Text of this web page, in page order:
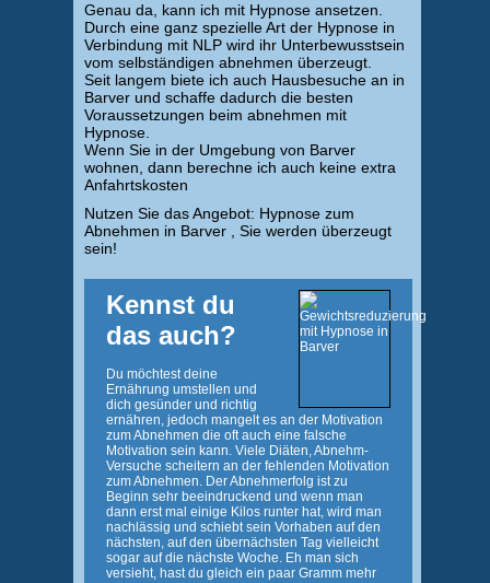
Genau da, kann ich mit Hypnose ansetzen.
Durch eine ganz spezielle Art der Hypnose in
Verbindung mit NLP wird ihr Unterbewusstsein
vom selbständigen abnehmen überzeugt.
Seit langem biete ich auch Hausbesuche an in
Barver und schaffe dadurch die besten
Voraussetzungen beim abnehmen mit
Hypnose.
Wenn Sie in der Umgebung von Barver
wohnen, dann berechne ich auch keine extra
Anfahrtskosten
Nutzen Sie das Angebot: Hypnose zum
Abnehmen in Barver , Sie werden überzeugt
sein!
Kennst du
das auch?
Du möchtest deine
Ernährung umstellen und
dich gesünder und richtig
ernähren, jedoch mangelt es an der Motivation
zum Abnehmen die oft auch eine falsche
Motivation sein kann. Viele Diäten, Abnehm-
Versuche scheitern an der fehlenden Motivation
zum Abnehmen. Der Abnehmerfolg ist zu
Beginn sehr beeindruckend und wenn man
dann erst mal einige Kilos runter hat, wird man
nachlässig und schiebt sein Vorhaben auf den
nächsten, auf den übernächsten Tag vielleicht
sogar auf die nächste Woche. Eh man sich
versieht, hast du gleich ein paar Gramm mehr